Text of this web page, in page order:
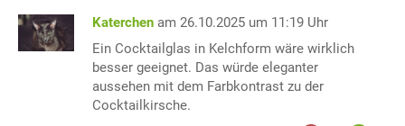
Katerchen am 26.10.2025 um 11:19 Uhr
Ein Cocktailglas in Kelchform wäre wirklich
besser geeignet. Das würde eleganter
aussehen mit dem Farbkontrast zu der
Cocktailkirsche.